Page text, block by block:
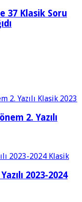
37 Klasik Soru
2. Yazılı
2023-2024